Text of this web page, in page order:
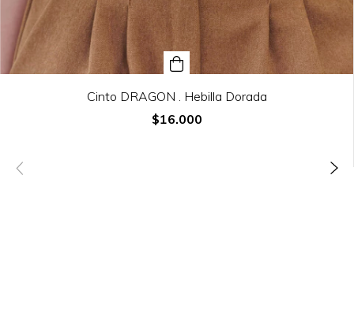
Cinto DRAGON . Hebilla Dorada
$16.000